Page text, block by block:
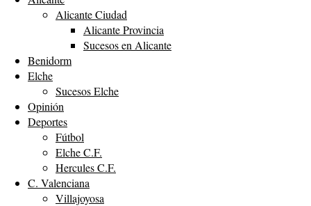
Alicante Ciudad
Alicante Provincia
Sucesos en Alicante
Benidorm
Elche
Sucesos Elche
Opinión
Deportes
Fútbol
Elche C.F.
Hercules C.F.
C. Valenciana
Villajoyosa